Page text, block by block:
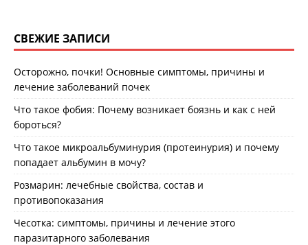
СВЕЖИЕ ЗАПИСИ
Осторожно, почки! Основные симптомы, причины и
лечение заболеваний почек
Что такое фобия: Почему возникает боязнь и как с ней
бороться?
Что такое микроальбуминурия (протеинурия) и почему
попадает альбумин в мочу?
Розмарин: лечебные свойства, состав и
противопоказания
Чесотка: симптомы, причины и лечение этого
паразитарного заболевания